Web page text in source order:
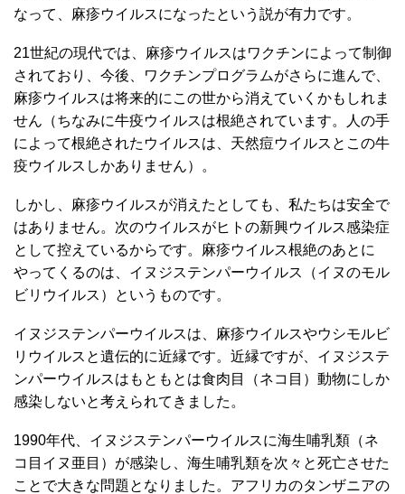
なって、麻疹ウイルスになったという説が有力です。
21世紀の現代では、麻疹ウイルスはワクチンによって制御
されており、今後、ワクチンプログラムがさらに進んで、
麻疹ウイルスは将来的にこの世から消えていくかもしれま
せん（ちなみに牛疫ウイルスは根絶されています。人の手
によって根絶されたウイルスは、天然痘ウイルスとこの牛
疫ウイルスしかありません）。
しかし、麻疹ウイルスが消えたとしても、私たちは安全で
はありません。次のウイルスがヒトの新興ウイルス感染症
として控えているからです。麻疹ウイルス根絶のあとに
やってくるのは、イヌジステンパーウイルス（イヌのモル
ビリウイルス）というものです。
イヌジステンパーウイルスは、麻疹ウイルスやウシモルビ
リウイルスと遺伝的に近縁です。近縁ですが、イヌジステ
ンパーウイルスはもともとは食肉目（ネコ目）動物にしか
感染しないと考えられてきました。
1990年代、イヌジステンパーウイルスに海生哺乳類（ネ
コ目イヌ亜目）が感染し、海生哺乳類を次々と死亡させた
ことで大きな問題となりました。アフリカのタンザニアの